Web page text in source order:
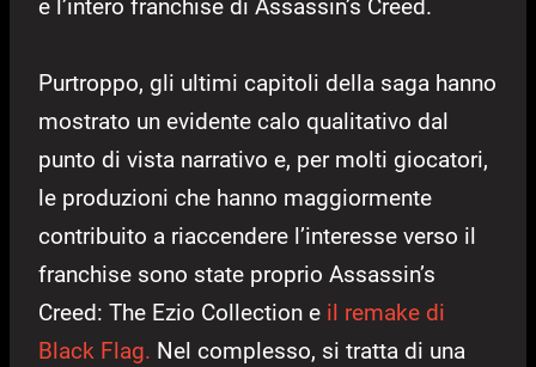
e l’intero franchise di Assassin’s Creed.
Purtroppo, gli ultimi capitoli della saga hanno
mostrato un evidente calo qualitativo dal
punto di vista narrativo e, per molti giocatori,
le produzioni che hanno maggiormente
contribuito a riaccendere l’interesse verso il
franchise sono state proprio Assassin’s
Creed: The Ezio Collection e il remake di
Black Flag. Nel complesso, si tratta di una